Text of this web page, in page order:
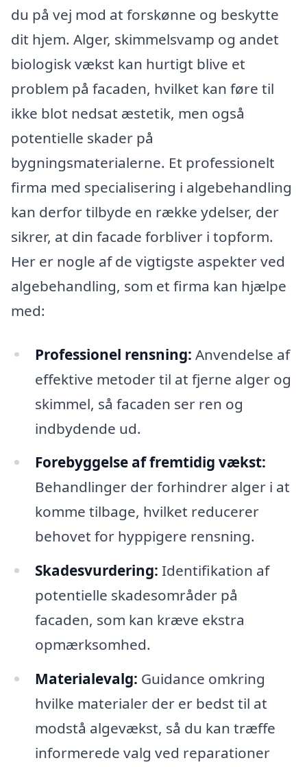
du på vej mod at forskønne og beskytte
dit hjem. Alger, skimmelsvamp og andet
biologisk vækst kan hurtigt blive et
problem på facaden, hvilket kan føre til
ikke blot nedsat æstetik, men også
potentielle skader på
bygningsmaterialerne. Et professionelt
firma med specialisering i algebehandling
kan derfor tilbyde en række ydelser, der
sikrer, at din facade forbliver i topform.
Her er nogle af de vigtigste aspekter ved
algebehandling, som et firma kan hjælpe
med:
Professionel rensning: Anvendelse af
effektive metoder til at fjerne alger og
skimmel, så facaden ser ren og
indbydende ud.
Forebyggelse af fremtidig vækst:
Behandlinger der forhindrer alger i at
komme tilbage, hvilket reducerer
behovet for hyppigere rensning.
Skadesvurdering: Identifikation af
potentielle skadesområder på
facaden, som kan kræve ekstra
opmærksomhed.
Materialevalg: Guidance omkring
hvilke materialer der er bedst til at
modstå algevækst, så du kan træffe
informerede valg ved reparationer